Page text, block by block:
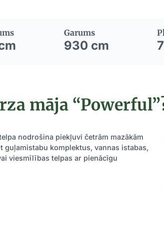
Garums
930 cm
māja
nodrošina piekļuvi četrām mazākām
guļamistabu komplektus, vannas istabas,
viesmīlības telpas ar pienācīgu